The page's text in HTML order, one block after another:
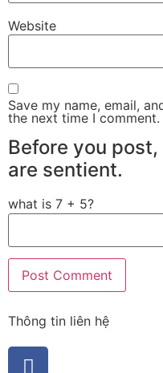
Website
Save my name, email,
the next time I comment.
Before you
are sentient.
what is 7 + 5?
Thông tin liên hệ